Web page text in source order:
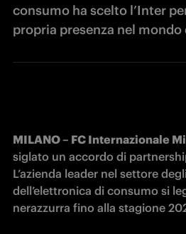
consumo ha scelto l’Inter
propria presenza nel mondo
MILANO – FC Internazionale
siglato un accordo di
L’azienda leader nel settore
dell’elettronica di consumo si
nerazzurra fino alla stagione